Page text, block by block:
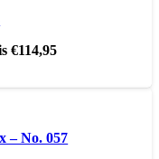
€114,95
– No. 057